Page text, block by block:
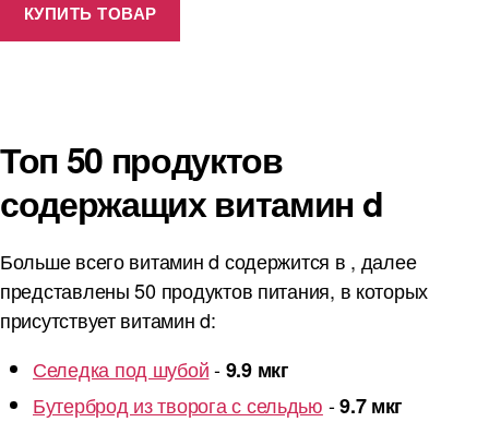
КУПИТЬ ТОВАР
Топ 50 продуктов
содержащих витамин d
Больше всего витамин d содержится в , далее
представлены 50 продуктов питания, в которых
присутствует витамин d:
Селедка под шубой-9.9 мкг
Бутерброд из творога с сельдью -9.7 мкг